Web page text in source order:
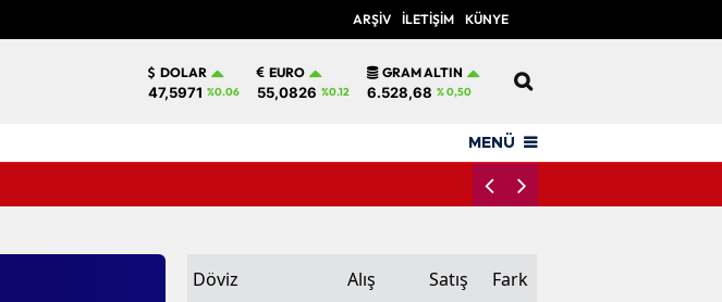
ARŞİV İLETİŞİM KÜNYE
DOLAR
47,5971 %0.06
EURO
55,0826 %0.12
GRAM ALTIN
6.528,68 % 0,50
MENÜ
Döviz Alış Satış Fark